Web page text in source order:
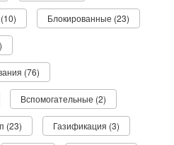
Блокированные (23)
(76)
Вспомогательные (2)
(23) Газификация (3)